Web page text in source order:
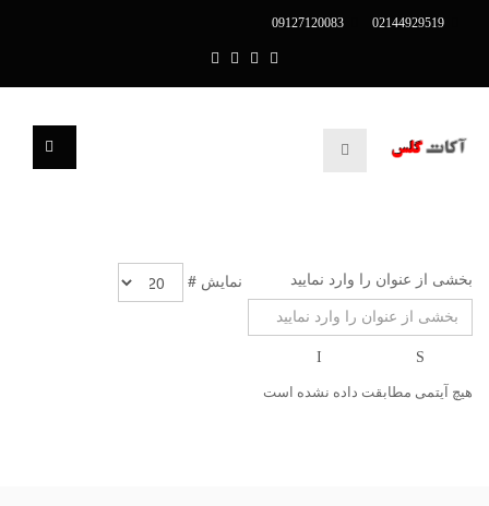
02144929519
09127120083
بخشی از عنوان را وارد نمایید نمایش #
هیچ آیتمی مطابقت داده نشده است